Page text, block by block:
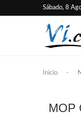
Sábado, 8
Inicio -
MOP